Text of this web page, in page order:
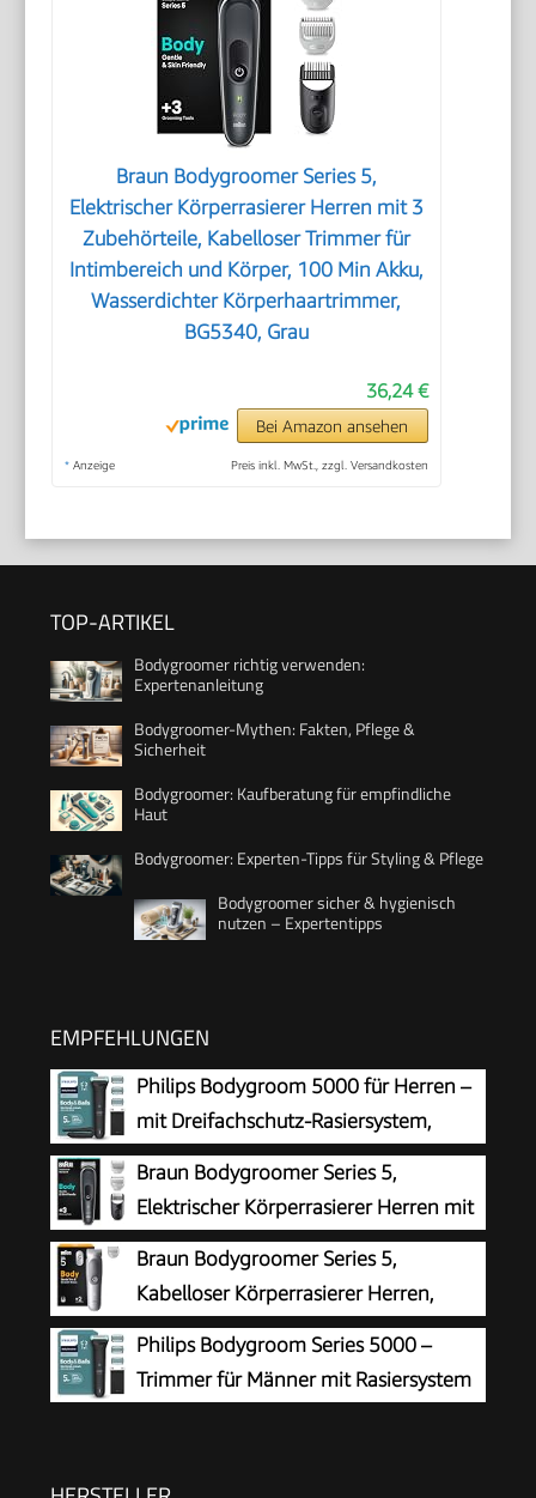
Braun Bodygroomer Series 5,
Elektrischer Körperrasierer Herren mit 3
Zubehörteile, Kabelloser Trimmer für
Intimbereich und Körper, 100 Min Akku,
Wasserdichter Körperhaartrimmer,
BG5340, Grau
36,24 €
Bei Amazon ansehen
* Anzeige Preis inkl. MwSt., zzgl. Versandkosten
TOP-ARTIKEL
Bodygroomer richtig verwenden:
Expertenanleitung
Bodygroomer-Mythen: Fakten, Pflege &
Sicherheit
Bodygroomer: Kaufberatung für empfindliche
Haut
Bodygroomer: Experten-Tipps für Styling & Pflege
Bodygroomer sicher & hygienisch
nutzen – Expertentipps
EMPFEHLUNGEN
Philips Bodygroom 5000 für Herren –
mit Dreifachschutz-Rasiersystem,
elektrisch trimmen und rasieren im
Intimbereich, klappbarer Rückenaufsatz, 100%
duschfest, 100 Min. Laufzeit, Modell BG5480/15
Braun Bodygroomer Series 5,
Elektrischer Körperrasierer Herren mit
3 Zubehörteile, Kabelloser Trimmer für
Intimbereich und Körper, 100 Min Akku,
Wasserdichter Körperhaartrimmer, BG5340,
Grau
Braun Bodygroomer Series 5,
Kabelloser Körperrasierer Herren,
BG5500, Grau
Philips Bodygroom Series 5000 –
Trimmer für Männer mit Rasiersystem
Laufzeit, Modell BG5470/15